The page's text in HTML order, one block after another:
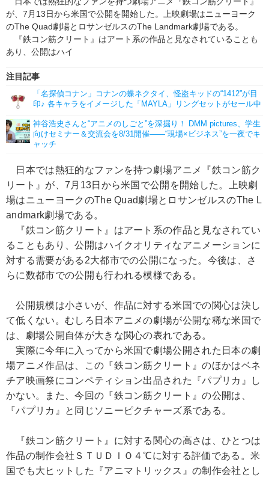
ゲーム 座談会
アニメ！アニメ！TV ABEMA Cafe
が、7月13日から米国で公開を開始した。上映劇場はニューヨーク
のThe Quad劇場とロサンゼルスのThe Landmark劇場である。
『鉄コン筋クリート』はアート系の作品と見なされていることも
あり、公開はハイ
注目記事
「名探偵コナン」コナンの蝶ネクタイ、怪盗キッドの“1412”が目
印♪ 各キャラをイメージした「MAYLA」リングセットがセール中
神谷浩史さんと“アニメのしごと”を深掘り！ DMM pictures、学生
向けセミナー＆交流会を8/31開催――“現場×ビジネス”を一夜でキ
ャッチ
日本では熱狂的なファンを持つ劇場アニメ『鉄コン筋ク
リート』が、7月13日から米国で公開を開始した。上映劇
場はニューヨークのThe Quad劇場とロサンゼルスのThe L
andmark劇場である。
『鉄コン筋クリート』はアート系の作品と見なされてい
ることもあり、公開はハイクオリティなアニメーションに
対する需要がある2大都市での公開になった。今後は、さ
らに数都市での公開も行われる模様である。
公開規模は小さいが、作品に対する米国での関心は決し
て低くない。むしろ日本アニメの劇場が公開な稀な米国で
は、劇場公開自体が大きな関心の表れである。
実際に今年に入ってから米国で劇場公開された日本の劇
場アニメ作品は、この『鉄コン筋クリート』のほかはベネ
チア映画祭にコンペティション出品された『パプリカ』し
かない。また、今回の『鉄コン筋クリート』の公開は、
『パプリカ』と同じソニーピクチャーズ系である。
『鉄コン筋クリート』に対する関心の高さは、ひとつは
作品の制作会社ＳＴＵＤＩＯ４℃に対する評価である。米
国でも大ヒットした『アニマトリックス』の制作会社とし